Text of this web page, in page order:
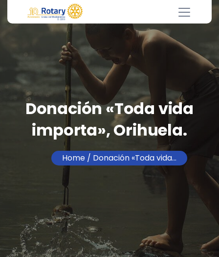
Donación «Toda vida
importa», Orihuela.
Home / Donación «Toda vida…